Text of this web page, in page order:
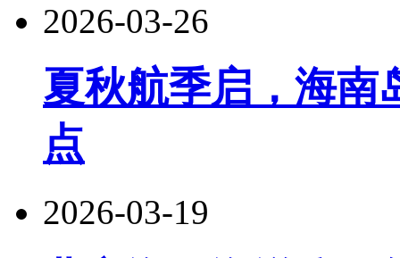
2026-03-26
夏秋航季启，海南
点
2026-03-19